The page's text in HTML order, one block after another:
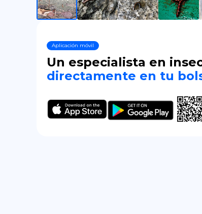
Aplicación móvil
Un especialista en
directamente en tu